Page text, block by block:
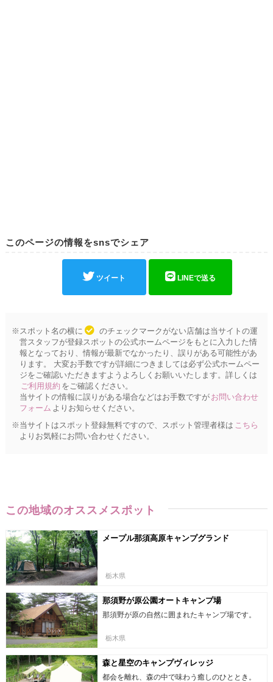
このページの情報をsnsでシェア
ツイート LINEで送る
※スポット名の横に
のチェックマークがない店舗は当サイトの運
営スタッフが登録スポットの公式ホームページをもとに入力した情
報となっており、情報が最新でなかったり、誤りがある可能性があ
ります。 大変お手数ですが詳細につきましては必ず公式ホームペー
ジをご確認いただきますようよろしくお願いいたします。詳しくは
ご利用規約 をご確認ください。
当サイトの情報に誤りがある場合などはお手数ですが お問い合わせ
フォーム よりお知らせください。
※当サイトはスポット登録無料ですので、スポット管理者様は こちら
よりお気軽にお問い合わせください。
この地域のオススメスポット
メープル那須高原キャンプグランド
栃木県
那須野が原公園オートキャンプ場
那須野が原の自然に囲まれたキャンプ場です。
栃木県
森と星空のキャンプヴィレッジ
都会を離れ、森の中で味わう癒しのひととき。